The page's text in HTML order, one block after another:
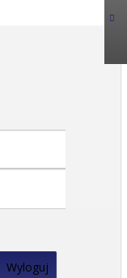
Wyloguj